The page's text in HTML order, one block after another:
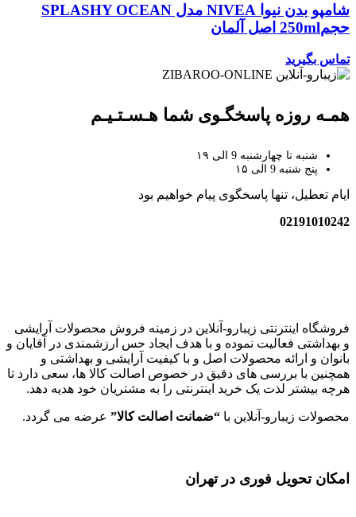
شامپو بدن نیوا NIVEA مدل SPLASHY OCEAN
حجم250ml اصل آلمان
تماس بگیرید
همـه روزه پاسخگـوی شما هـسـتـیـم
شنبه تا چهارشنبه 9 الی ۱۹
پنج شنبه 9 الی ۱۵
ایام تعطیل، تنها پاسخگوی پیام خواهیم بود
02191010242
فروشگاه اینترنتی زیبارو-آنلاین در زمینه فروش محصولات آرایشی
و بهداشتی فعالیت نموده و با هدف ایجاد حس ارزشمندی در آقایان و
بانوان و ارائه محصولات اصل و با کیفیت آرایشی و بهداشتی و
همچنین با بررسی های دقیق در خصوص اصالت کالا ها، سعی دارد تا
هرچه بیشتر لذت یک خرید اینترنتی را به مشتریان خود هدیه دهد.
محصولات زیبارو-آنلاین با “ضمانت اصالت کالا” عرضه می گردد.
امکان تحویل فوری در تهران